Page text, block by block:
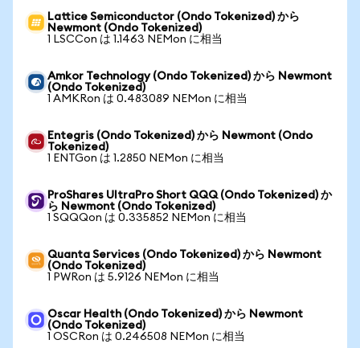
Lattice Semiconductor (Ondo Tokenized) から
Newmont (Ondo Tokenized)
1 LSCCon は 1.1463 NEMon に相当
Amkor Technology (Ondo Tokenized) から Newmont
(Ondo Tokenized)
1 AMKRon は 0.483089 NEMon に相当
Entegris (Ondo Tokenized) から Newmont (Ondo
Tokenized)
1 ENTGon は 1.2850 NEMon に相当
ProShares UltraPro Short QQQ (Ondo Tokenized) か
ら Newmont (Ondo Tokenized)
1 SQQQon は 0.335852 NEMon に相当
Quanta Services (Ondo Tokenized) から Newmont
(Ondo Tokenized)
1 PWRon は 5.9126 NEMon に相当
Oscar Health (Ondo Tokenized) から Newmont
(Ondo Tokenized)
1 OSCRon は 0.246508 NEMon に相当